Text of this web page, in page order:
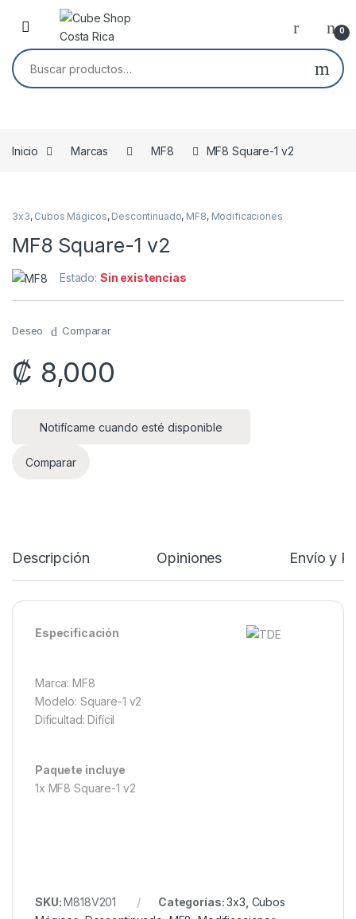
Skip to navigation
Skip to content
0
Buscar por:
Inicio Marcas MF8 MF8 Square-1 v2
3x3, Cubos Mágicos, Descontinuado, MF8, Modificaciones
MF8 Square-1 v2
Estado: Sin existencias
Deseo Comparar
₡ 8,000
Notifícame cuando esté disponible
Comparar
Descripción Opiniones Envío y
Especificación
Marca: MF8
Modelo: Square-1 v2
Dificultad: Difícil
Paquete incluye
1x MF8 Square-1 v2
SKU:M818V201 Categorías:3x3, Cubos